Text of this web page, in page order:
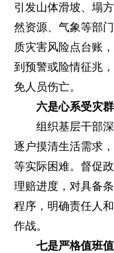
引发山体滑坡、塌
然资源、气象等部
质灾害风险点台账
到预警或险情征兆
免人员伤亡。
六是心系受灾
组织基层干部
逐户摸清生活需求
等实际困难。督促
理赔进度，对具备
程序，明确责任人
作战。
七是严格值班